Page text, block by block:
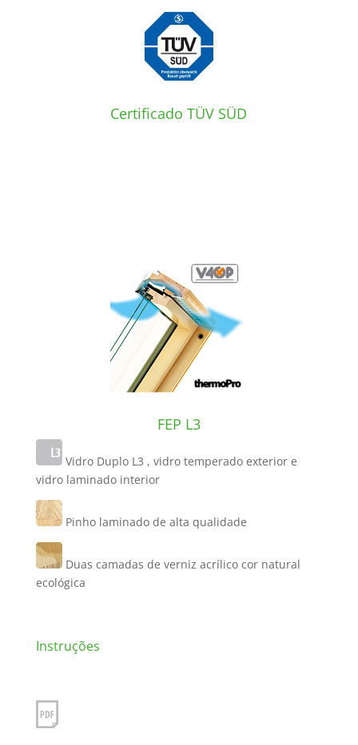
Certificado TÜV SÜD
FEP L3
Vidro Duplo L3 , vidro temperado exterior e
vidro laminado interior
Pinho laminado de alta qualidade
Duas camadas de verniz acrílico cor natural
ecológica
Instruções